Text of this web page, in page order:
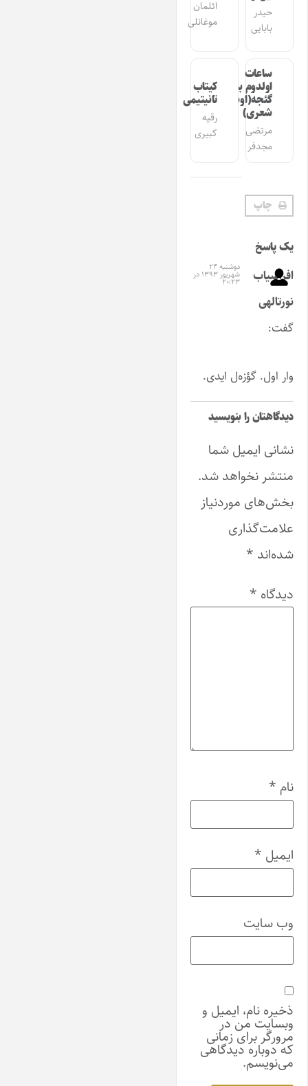
حیدر
بابایی
ائلمان
موغانلی
ساعات
اولدوم بیر
گئجه(اوشاق
شعری)
مرتضی
مجدفر
کیتاب
تانیتیمی
رقیه
کبیری
چاپ
یک پاسخ
افراسیاب
نورتالهی
گفت:
دوشنبه ۲۴
شهریور ۱۳۹۳ در
۲۰:۲۳
وار اول. گؤزه‌ل ایدی.
دیدگاهتان را بنویسید
نشانی ایمیل شما
منتشر نخواهد شد.
بخش‌های موردنیاز
علامت‌گذاری
شده‌اند *
دیدگاه *
نام *
ایمیل *
وب‌ سایت
ذخیره نام، ایمیل و
وبسایت من در
مرورگر برای زمانی
که دوباره دیدگاهی
می‌نویسم.